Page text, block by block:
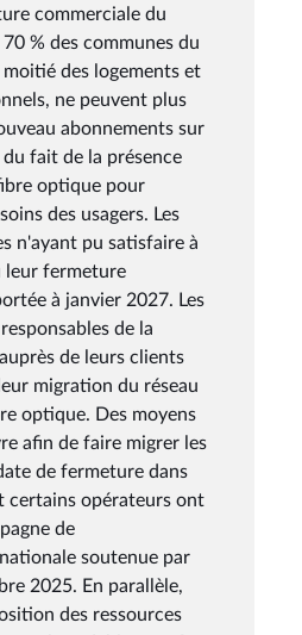
commerciale du
% des communes du
des logements et
ne peuvent plus
abonnements sur
fait de la présence
optique pour
des usagers. Les
n'ayant pu satisfaire à
leur fermeture
à janvier 2027. Les
de la
de leurs clients
migration du réseau
optique. Des moyens
afin de faire migrer les
de fermeture dans
certains opérateurs ont
de
soutenue par
2025. En parallèle,
des ressources